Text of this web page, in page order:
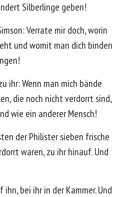
Silberlinge geben!
Verrate mir doch, worin
und womit man dich binden
ihr: Wenn man mich bände
die noch nicht verdorrt sind,
wie ein anderer Mensch!
der Philister sieben frische
waren, zu ihr hinauf. Und
bei ihr in der Kammer. Und